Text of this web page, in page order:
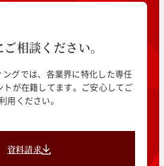
相談ください。
グでは、各業界に特化した専任
トが在籍してます。ご安心してご
用ください。
資料請求